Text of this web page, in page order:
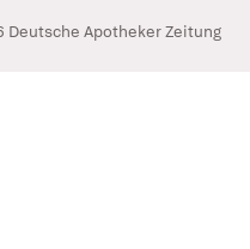
Deutsche Apotheker Zeitung